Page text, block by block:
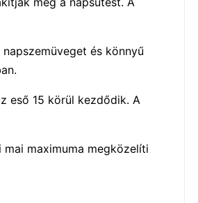
és könnyű
eső 15 körül kezdődik. A
maximuma megközelíti